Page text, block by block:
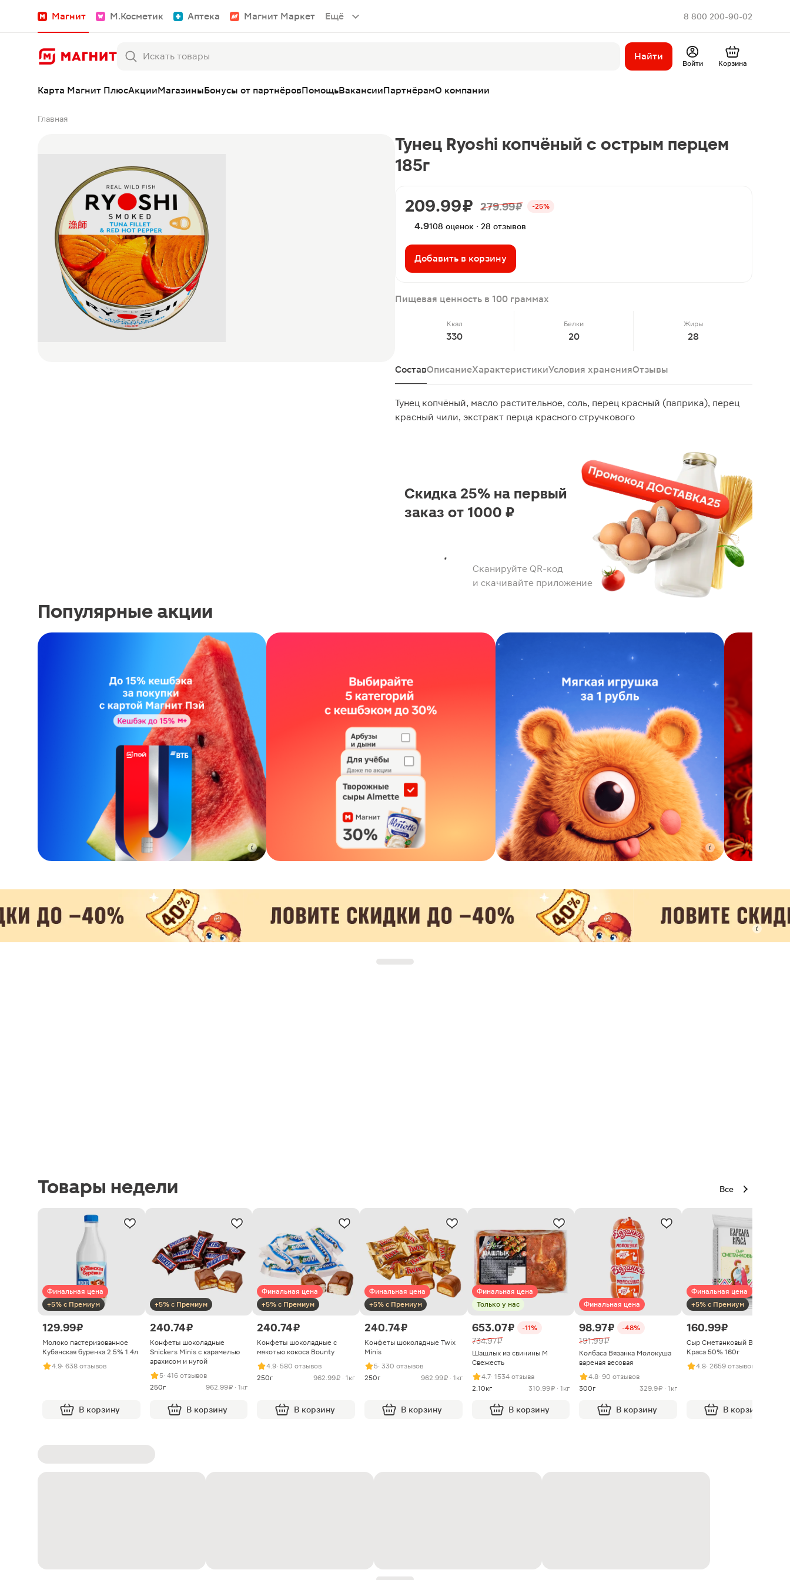
Магнит М.Косметик Аптека Магнит Маркет Ещё 8 800 200-90-02
Найти
Войти Корзина
Карта Магнит ПлюсАкцииМагазиныБонусы от партнёровПомощьВакансииПартнёрамО компании
Главная
Тунец Ryoshi копчёный с острым перцем
185г
209.99 ₽ 279.99 ₽ -25%
4.9108 оценок · 28 отзывов
Добавить в корзину
Пищевая ценность в 100 граммах
Ккал
330
Белки
20
Жиры
28
СоставОписаниеХарактеристикиУсловия храненияОтзывы
Тунец копчёный, масло растительное, соль, перец красный (паприка), перец
красный чили, экстракт перца красного стручкового
Сканируйте QR-код
и скачивайте приложение
Скидка 25% на первый
заказ от 1000 ₽
Популярные акции
Товары недели Все
Финальная цена
+5% с Премиум
129.99 ₽
Молоко пастеризованное
Кубанская буренка 2.5% 1.4л
4.9· 638 отзывов
В корзину
+5% с Премиум
240.74 ₽
Конфеты шоколадные
Snickers Minis с карамелью
арахисом и нугой
5· 416 отзывов
250г
962.99 ₽ · 1кг
В корзину
Финальная цена
+5% с Премиум
240.74 ₽
Конфеты шоколадные с
мякотью кокоса Bounty
4.9· 580 отзывов
250г
962.99 ₽ · 1кг
В корзину
Финальная цена
+5% с Премиум
240.74 ₽
Конфеты шоколадные Twix
Minis
5· 330 отзывов
250г
962.99 ₽ · 1кг
В корзину
Финальная цена
Только у нас
653.07 ₽ -11%
734.97 ₽
Шашлык из свинины М
Свежесть
4.7· 1534 отзыва
2.10кг
310.99 ₽ · 1кг
В корзину
Финальная цена
98.97 ₽ -48%
191.99 ₽
Колбаса Вязанка Молокуша
вареная весовая
4.8· 90 отзывов
300г
329.9 ₽ · 1кг
В корзину
Финальная цена
+5% с Премиум
160.99 ₽
Сыр Сметанковый Варвара
Краса 50% 160г
4.8· 2659 отзывов
В корзину